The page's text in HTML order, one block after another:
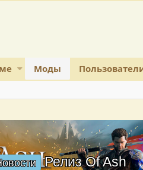
Моды
Релиз Of Ash